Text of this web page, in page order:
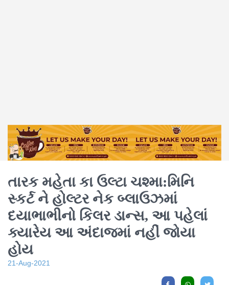
તારક મહેતા કા ઉલ્ટા ચશ્મા:મિનિ
સ્કર્ટ ને હોલ્ટર નેક બ્લાઉઝમાં
દયાભાભીનો કિલર ડાન્સ, આ પહેલાં
ક્યારેય આ અંદાજમાં નહીં જોયા
હોય
21-Aug-2021